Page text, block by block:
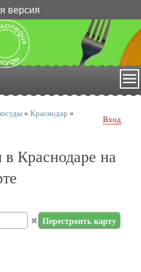
версия
» Краснодар »
Вход
Краснодаре на